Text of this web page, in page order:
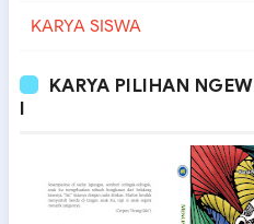
KARYA SISWA
KARYA PILIHAN
I